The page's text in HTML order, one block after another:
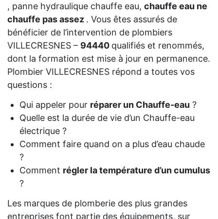
, panne hydraulique chauffe eau, chauffe eau ne
chauffe pas assez . Vous êtes assurés de
bénéficier de l’intervention de plombiers
VILLECRESNES – 94440 qualifiés et renommés,
dont la formation est mise à jour en permanence.
Plombier VILLECRESNES répond a toutes vos
questions :
Qui appeler pour réparer un Chauffe-eau ?
Quelle est la durée de vie d’un Chauffe-eau
électrique ?
Comment faire quand on a plus d’eau chaude
?
Comment régler la température d’un cumulus
?
Les marques de plomberie des plus grandes
entreprises font partie des équipements, sur